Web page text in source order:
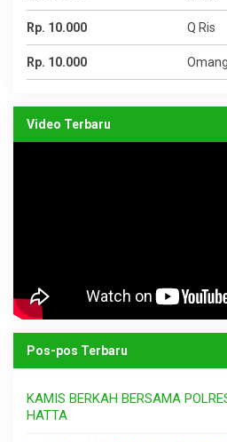
Rp. 10.000 Q Ris
Rp. 10.000
Video Terbaru
Pos-pos Terbaru
KAMIS BERKAH BERSAMA
HATTA